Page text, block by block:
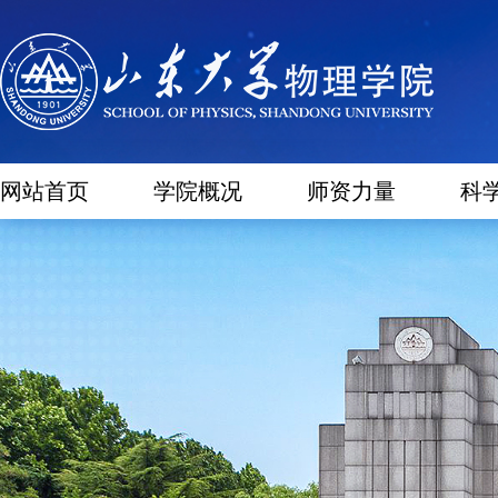
网站首页 学院概况 师资力量 科